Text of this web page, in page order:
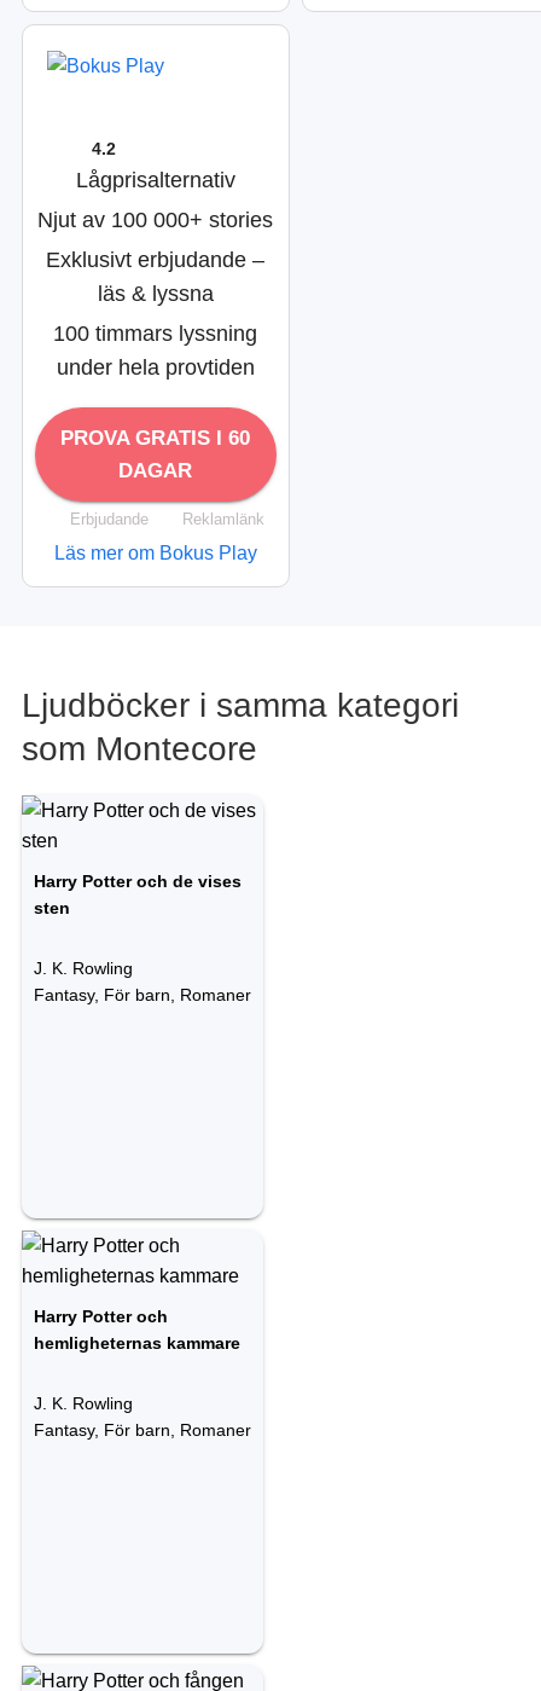
4.2
Lågprisalternativ
Njut av 100 000+ stories
Exklusivt erbjudande –
läs & lyssna
100 timmars lyssning
under hela provtiden
PROVA GRATIS I 60
DAGAR
Erbjudande Reklamlänk
Läs mer om Bokus Play
Ljudböcker i samma kategori
som Montecore
Harry Potter och de vises
sten
J. K. Rowling
Fantasy, För barn, Romaner
Harry Potter och
hemligheternas kammare
J. K. Rowling
Fantasy, För barn, Romaner